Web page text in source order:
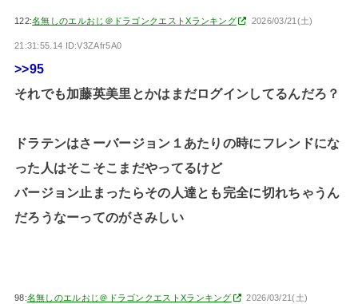
122:名無しのエルおじ＠ドラゴンクエストXランキング 2026/03/21(土)
21:31:55.14 ID:V3ZAfr5A0
>>95
それでも加藤英美里とかはまだログインしてるんだろ？
ドラテンはさーバージョン１あたりの時にフレンドにな
った人はそこそこまだやってるけど
バージョン止まったらその人達とも完全に切れちゃうん
だろうなーってのがさみしい
98:名無しのエルおじ＠ドラゴンクエストXランキング 2026/03/21(土)